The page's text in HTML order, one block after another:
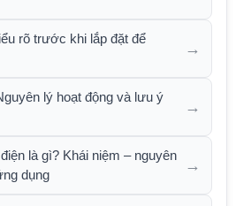
rõ trước khi lắp đặt để
→
lý hoạt động và lưu ý
→
là gì? Khái niệm – nguyên
dụng
→